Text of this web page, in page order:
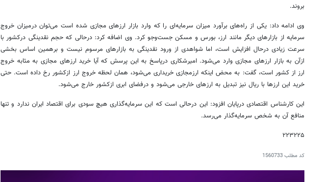
بروند.
وی ادامه داد: یکی از راه‌های برآورد میزان سرمایه‌ای را که وارد بازار ارزهای مجازی شده است می‌توان درمیزان خروج
سرمایه از بازارهای دیگر مانند ارز، بورس و مسکن جست‌وجو کرد. وی اضافه کرد: درحالی که حجم نقدینگی درکشور با
سرعت زیادی درحال افزایش است، اما شواهدی از ورود نقدینگی به بازارهای مرسوم نیست و برهمین اساس بخشی
ازآن به بازار ارزهای مجازی وارد می‌شود. امیرشکاری درپاسخ به این پرسش که آیا خرید ارزهای مجازی به مثابه خروج
ارز از کشور است، گفت: به محض اینکه ارزمجازی خریداری می‌شود، همان لحظه خروج ارز ازکشور رخ داده است. حتی
خرید این ارزها با ریال نیز تبدیل به ارزهای خارجی می‌شود و درفضای ابری ازکشور خارج می‌شود.
این کارشناس اقتصادی درپایان افزود: این درحالی است که این سرمایه‌گذاری هیچ سودی برای اقتصاد ایران ندارد و تنها
منافع آن به شخص سرمایه‌گذار می‌رسد.
۲۲۳۲۲۵
کد مطلب1560733